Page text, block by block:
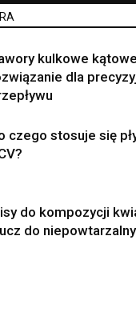
kulkowe
dla
czego stosuje się
do kompozycji
do